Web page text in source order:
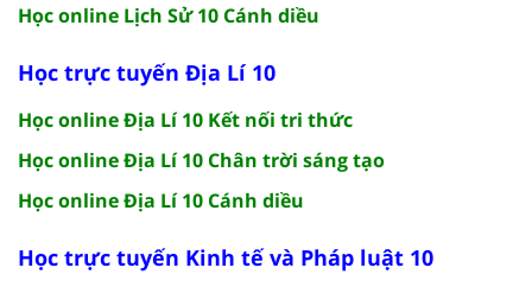
Học online Lịch Sử 10 Cánh diều
Học trực tuyến Địa Lí 10
Học online Địa Lí 10 Kết nối tri thức
Học online Địa Lí 10 Chân trời sáng tạo
Học online Địa Lí 10 Cánh diều
Học trực tuyến Kinh tế và Pháp luật 10